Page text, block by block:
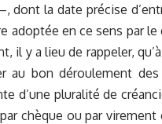
dont la date précise
adoptée en ce sens par le
il y a lieu de rappeler,
au bon déroulement
d’une pluralité de
chèque ou par